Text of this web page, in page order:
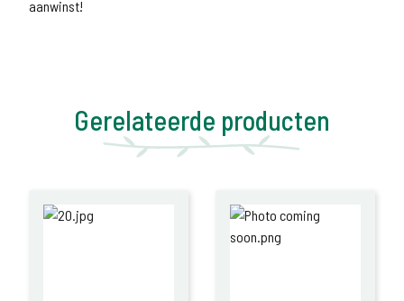
aanwinst!
Gerelateerde producten